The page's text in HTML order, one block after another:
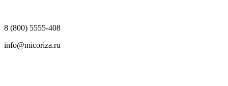
8 (800) 5555-408
info@micoriza.ru